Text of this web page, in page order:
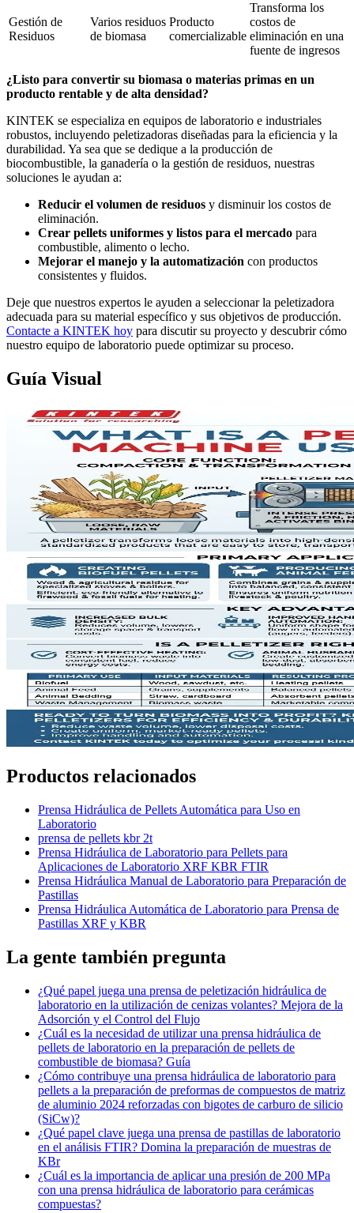
Gestión de
Residuos
Varios residuos
de biomasa
Producto
comercializable
Transforma los
costos de
eliminación en una
fuente de ingresos
¿Listo para convertir su biomasa o materias primas en un
producto rentable y de alta densidad?
KINTEK se especializa en equipos de laboratorio e industriales
robustos, incluyendo peletizadoras diseñadas para la eficiencia y la
durabilidad. Ya sea que se dedique a la producción de
biocombustible, la ganadería o la gestión de residuos, nuestras
soluciones le ayudan a:
Reducir el volumen de residuos y disminuir los costos de
eliminación.
Crear pellets uniformes y listos para el mercado para
combustible, alimento o lecho.
Mejorar el manejo y la automatización con productos
consistentes y fluidos.
Deje que nuestros expertos le ayuden a seleccionar la peletizadora
adecuada para su material específico y sus objetivos de producción.
Contacte a KINTEK hoy para discutir su proyecto y descubrir cómo
nuestro equipo de laboratorio puede optimizar su proceso.
Guía Visual
Productos relacionados
Prensa Hidráulica de Pellets Automática para Uso en
Laboratorio
prensa de pellets kbr 2t
Prensa Hidráulica de Laboratorio para Pellets para
Aplicaciones de Laboratorio XRF KBR FTIR
Prensa Hidráulica Manual de Laboratorio para Preparación de
Pastillas
Prensa Hidráulica Automática de Laboratorio para Prensa de
Pastillas XRF y KBR
La gente también pregunta
¿Qué papel juega una prensa de peletización hidráulica de
laboratorio en la utilización de cenizas volantes? Mejora de la
Adsorción y el Control del Flujo
¿Cuál es la necesidad de utilizar una prensa hidráulica de
pellets de laboratorio en la preparación de pellets de
combustible de biomasa? Guía
¿Cómo contribuye una prensa hidráulica de laboratorio para
pellets a la preparación de preformas de compuestos de matriz
de aluminio 2024 reforzadas con bigotes de carburo de silicio
(SiCw)?
¿Qué papel clave juega una prensa de pastillas de laboratorio
en el análisis FTIR? Domina la preparación de muestras de
KBr
¿Cuál es la importancia de aplicar una presión de 200 MPa
con una prensa hidráulica de laboratorio para cerámicas
compuestas?